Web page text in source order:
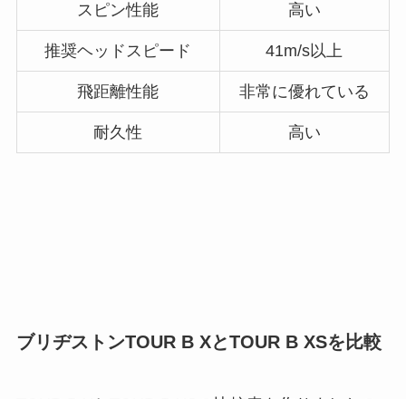
スピン性能 高い
推奨ヘッドスピード 41m/s以上
飛距離性能 非常に優れている
耐久性 高い
ブリヂストンTOUR B XとTOUR B XSを比較